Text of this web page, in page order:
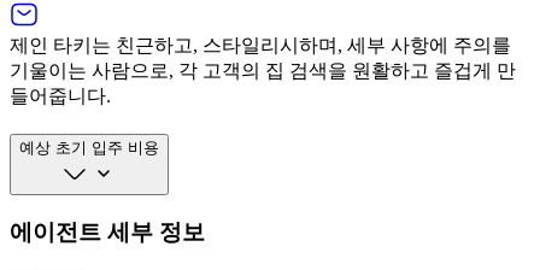
제인 타키는 친근하고, 스타일리시하며, 세부 사항에 주의를
기울이는 사람으로, 각 고객의 집 검색을 원활하고 즐겁게 만
들어줍니다.
예상 초기 입주 비용
에이전트 세부 정보